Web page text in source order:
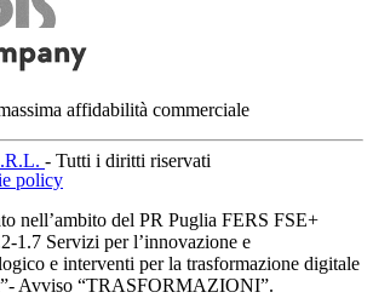
affidabilità commerciale
- Tutti i diritti riservati
policy
nell’ambito del PR Puglia FERS FSE+
1.7 Servizi per l’innovazione e
e interventi per la trasformazione digitale
Avviso “TRASFORMAZIONI”.